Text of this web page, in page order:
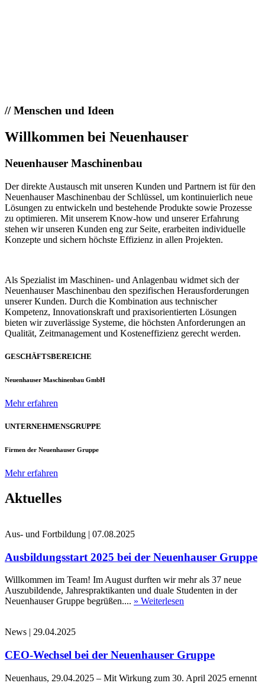
//Menschen und Ideen
Willkommen bei Neuenhauser
Neuenhauser Maschinenbau
Der direkte Austausch mit unseren Kunden und Partnern ist für den
Neuenhauser Maschinenbau der Schlüssel, um kontinuierlich neue
Lösungen zu entwickeln und bestehende Produkte sowie Prozesse
zu optimieren. Mit unserem Know-how und unserer Erfahrung
stehen wir unseren Kunden eng zur Seite, erarbeiten individuelle
Konzepte und sichern höchste Effizienz in allen Projekten.
Als Spezialist im Maschinen- und Anlagenbau widmet sich der
Neuenhauser Maschinenbau den spezifischen Herausforderungen
unserer Kunden. Durch die Kombination aus technischer
Kompetenz, Innovationskraft und praxisorientierten Lösungen
bieten wir zuverlässige Systeme, die höchsten Anforderungen an
Qualität, Zeitmanagement und Kosteneffizienz gerecht werden.
GESCHÄFTSBEREICHE
Neuenhauser Maschinenbau GmbH
Mehr erfahren
UNTERNEHMENSGRUPPE
Firmen der Neuenhauser Gruppe
Mehr erfahren
Aktuelles
Aus- und Fortbildung | 07.08.2025
Ausbildungsstart 2025 bei der Neuenhauser Gruppe
Willkommen im Team! Im August durften wir mehr als 37 neue
Auszubildende, Jahrespraktikanten und duale Studenten in der
Neuenhauser Gruppe begrüßen.... » Weiterlesen
News | 29.04.2025
CEO-Wechsel bei der Neuenhauser Gruppe
Neuenhaus, 29.04.2025 – Mit Wirkung zum 30. April 2025 ernennt